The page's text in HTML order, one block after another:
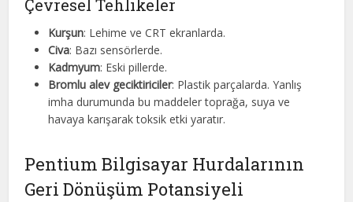
Çevresel Tehlikeler
Kurşun: Lehime ve CRT ekranlarda.
Civa: Bazı sensörlerde.
Kadmyum: Eski pillerde.
Bromlu alev geciktiriciler: Plastik parçalarda. Yanlış
imha durumunda bu maddeler toprağa, suya ve
havaya karışarak toksik etki yaratır.
Pentium Bilgisayar Hurdalarının
Geri Dönüşüm Potansiyeli